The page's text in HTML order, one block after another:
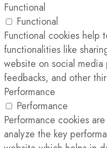
Functional
Functional
Functional cookies help
functionalities like
website on social
feedbacks, and other
Performance
Performance
Performance cookies
analyze the key